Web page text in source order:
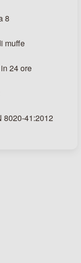
8
muffe
24 ore
8020-41:2012